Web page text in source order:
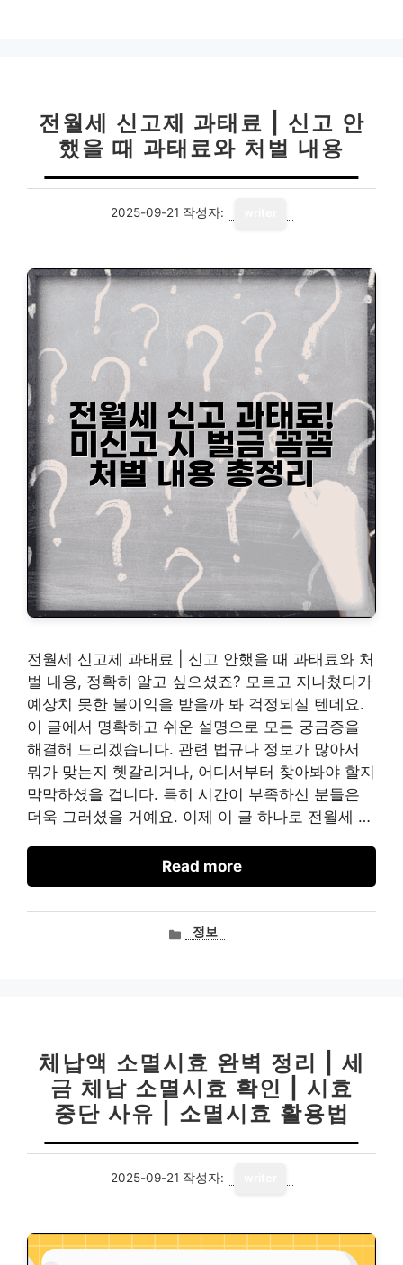
전월세 신고제 과태료 | 신고 안
했을 때 과태료와 처벌 내용
2025-09-21 작성자:
전월세 신고제 과태료 | 신고 안했을 때 과태료와 처
벌 내용, 정확히 알고 싶으셨죠? 모르고 지나쳤다가
예상치 못한 불이익을 받을까 봐 걱정되실 텐데요.
이 글에서 명확하고 쉬운 설명으로 모든 궁금증을
해결해 드리겠습니다. 관련 법규나 정보가 많아서
뭐가 맞는지 헷갈리거나, 어디서부터 찾아봐야 할지
막막하셨을 겁니다. 특히 시간이 부족하신 분들은
더욱 그러셨을 거예요. 이제 이 글 하나로 전월세 …
Read more
카정보
체납액 소멸시효 완벽 정리 | 세
금 체납 소멸시효 확인 | 시효
중단 사유 | 소멸시효 활용법
2025-09-21 작성자: